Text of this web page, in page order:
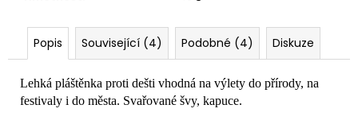
Popis Související (4) Podobné (4) Diskuze
Lehká pláštěnka proti dešti vhodná na výlety do přírody, na
festivaly i do města. Svařované švy, kapuce.